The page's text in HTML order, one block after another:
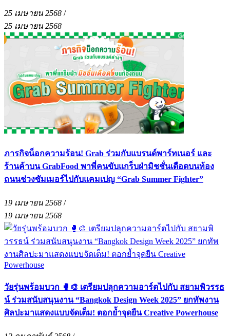
25 เมษายน 2568 /
25 เมษายน 2568
ภารกิจน็อกความร้อน! Grab ร่วมกับแบรนด์พาร์ทเนอร์ และ
ร้านค้าบน GrabFood พาพี่คนขับแกร็บฝ่ามิชชั่นเดือดบนท้อง
ถนนช่วงซัมเมอร์ไปกับแคมเปญ “Grab Summer Fighter”
19 เมษายน 2568 /
19 เมษายน 2568
วัยรุ่นพร้อมบวก 🥊🎨 เตรียมปลุกความอาร์ตไปกับ สยามพิวรรธ
น์ ร่วมสนับสนุนงาน “Bangkok Design Week 2025” ยกทัพงาน
ศิลปะมาแสดงแบบจัดเต็ม! ตอกย้ำจุดยืน Creative Powerhouse